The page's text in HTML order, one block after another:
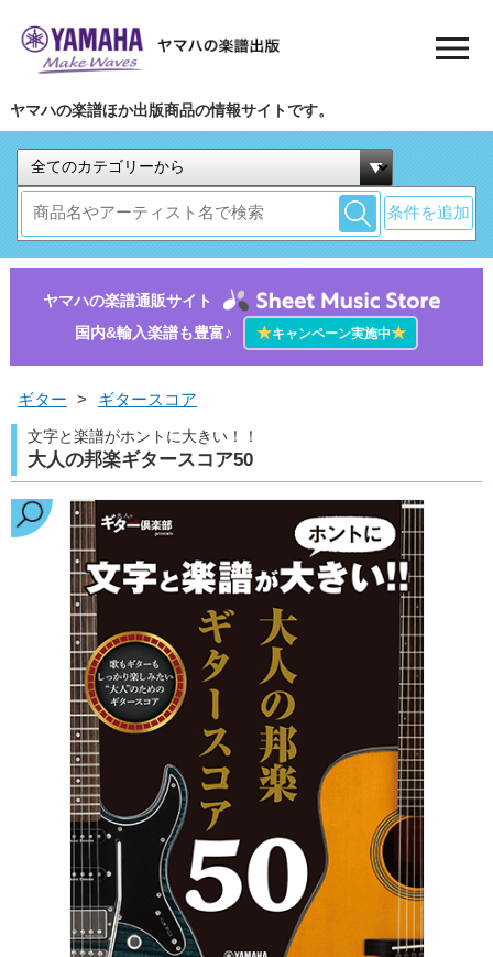
ヤマハの楽譜ほか出版商品の情報サイトです。
条件を追加
ヤマハの楽譜通販サイト
国内&輸入楽譜も豊富♪
★キャンペーン実施中★
ギター > ギタースコア
文字と楽譜がホントに大きい！！
大人の邦楽ギタースコア50